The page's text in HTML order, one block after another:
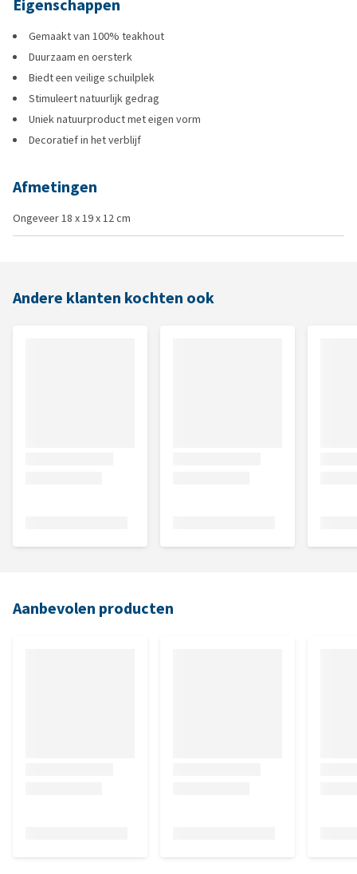
Eigenschappen
Gemaakt van 100% teakhout
Duurzaam en oersterk
Biedt een veilige schuilplek
Stimuleert natuurlijk gedrag
Uniek natuurproduct met eigen vorm
Decoratief in het verblijf
Afmetingen
Ongeveer 18 x 19 x 12 cm
Andere klanten kochten ook
Aanbevolen producten